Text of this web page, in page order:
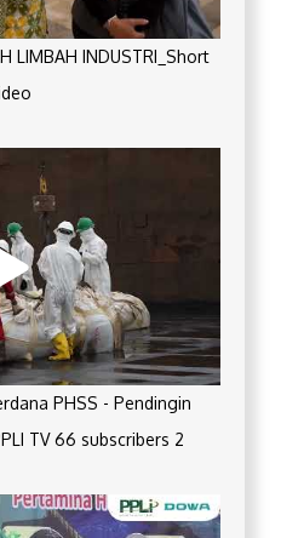
LIMBAH INDUSTRI_Short
PHSS - Pendingin
TV 66 subscribers 2